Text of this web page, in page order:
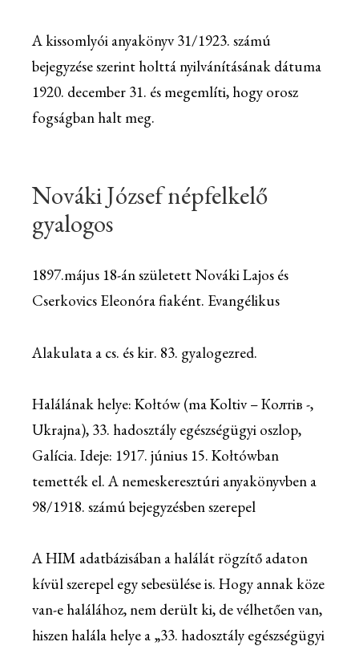
A kissomlyói anyakönyv 31/1923. számú
bejegyzése szerint holttá nyilvánításának dátuma
1920. december 31. és megemlíti, hogy orosz
fogságban halt meg.
Nováki József népfelkelő
gyalogos
1897.május 18-án született Nováki Lajos és
Cserkovics Eleonóra fiaként. Evangélikus
Alakulata a cs. és kir. 83. gyalogezred.
Halálának helye: Kołtów (ma Koltiv – Колтів -,
Ukrajna), 33. hadosztály egészségügyi oszlop,
Galícia. Ideje: 1917. június 15. Kołtówban
temették el. A nemeskeresztúri anyakönyvben a
98/1918. számú bejegyzésben szerepel
A HIM adatbázisában a halálát rögzítő adaton
kívül szerepel egy sebesülése is. Hogy annak köze
van-e halálához, nem derült ki, de vélhetően van,
hiszen halála helye a „33. hadosztály egészségügyi